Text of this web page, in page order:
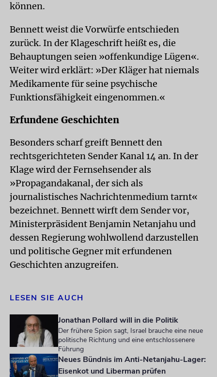
können.
Bennett weist die Vorwürfe entschieden
zurück. In der Klageschrift heißt es, die
Behauptungen seien »offenkundige Lügen«.
Weiter wird erklärt: »Der Kläger hat niemals
Medikamente für seine psychische
Funktionsfähigkeit eingenommen.«
Erfundene Geschichten
Besonders scharf greift Bennett den
rechtsgerichteten Sender Kanal 14 an. In der
Klage wird der Fernsehsender als
»Propagandakanal, der sich als
journalistisches Nachrichtenmedium tarnt«
bezeichnet. Bennett wirft dem Sender vor,
Ministerpräsident Benjamin Netanjahu und
dessen Regierung wohlwollend darzustellen
und politische Gegner mit erfundenen
Geschichten anzugreifen.
LESEN SIE AUCH
Jonathan Pollard will in die Politik
Der frühere Spion sagt, Israel brauche eine neue
politische Richtung und eine entschlossenere
Führung
Neues Bündnis im Anti-Netanjahu-Lager:
Eisenkot und Liberman prüfen